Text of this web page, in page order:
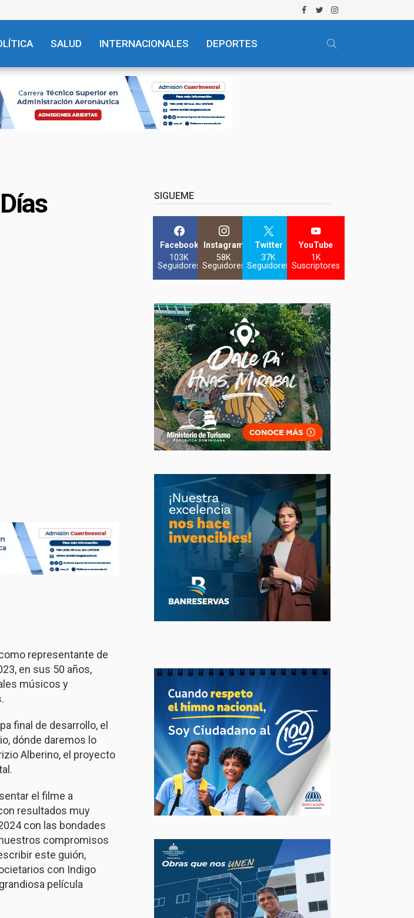
SALUD INTERNACIONALES DEPORTES
representante de
en sus 50 años,
músicos y
final de desarrollo, el
dónde daremos lo
Alberino, el proyecto
el filme a
resultados muy
con las bondades
compromisos
este guión,
con Indigo
película
SIGUEME
Facebook
103K
Seguidores
Instagram
58K
Seguidores
Twitter
37K
Seguidores
YouTube
1K
Suscriptores